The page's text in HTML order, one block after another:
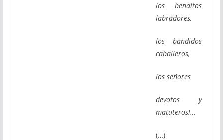
los benditos
labradores,
los bandidos
caballeros,
los señores
devotos y
matuteros!…
(…)